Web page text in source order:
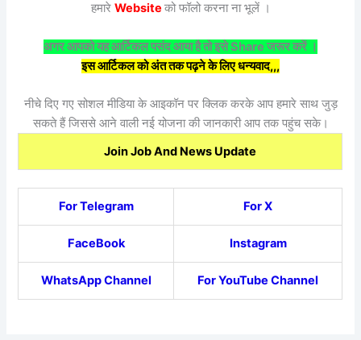
हमारे Website को फॉलो करना ना भूलें ।
अगर आपको यह आर्टिकल पसंद आया है तो इसे Share जरूर करें ।
इस आर्टिकल को अंत तक पढ़ने के लिए धन्यवाद,,,
नीचे दिए गए सोशल मीडिया के आइकॉन पर क्लिक करके आप हमारे साथ जुड़
सकते हैं जिससे आने वाली नई योजना की जानकारी आप तक पहुंच सके।
Join Job And News Update
For Telegram For X
FaceBook Instagram
WhatsApp Channel For YouTube Channel